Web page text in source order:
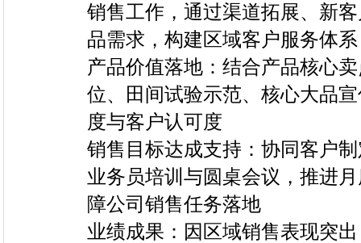
销售工作，通过渠道拓展、新
品需求，构建区域客户服务体系
产品价值落地：结合产品核心
位、田间试验示范、核心大品
度与客户认可度
销售目标达成支持：协同客户
业务员培训与圆桌会议，推进
障公司销售任务落地
业绩成果：因区域销售表现突